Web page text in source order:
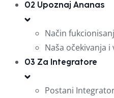
02 Upoznaj Ananas
Način
Naša očekivanja
03 Za Integratore
Postani